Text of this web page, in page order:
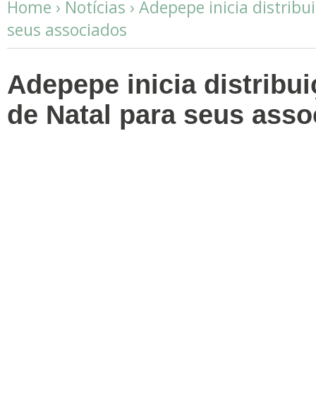
Home › Notícias › Adepepe inicia
seus associados
Adepepe inicia
de Natal para seus